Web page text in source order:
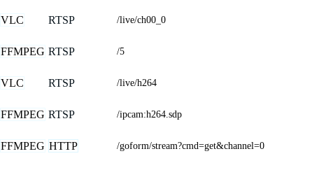
VLC RTSP /live/ch00_0
FFMPEG RTSP /5
VLC RTSP /live/h264
FFMPEG RTSP /ipcam:h264.sdp
FFMPEG HTTP /goform/stream?cmd=get&channel=0